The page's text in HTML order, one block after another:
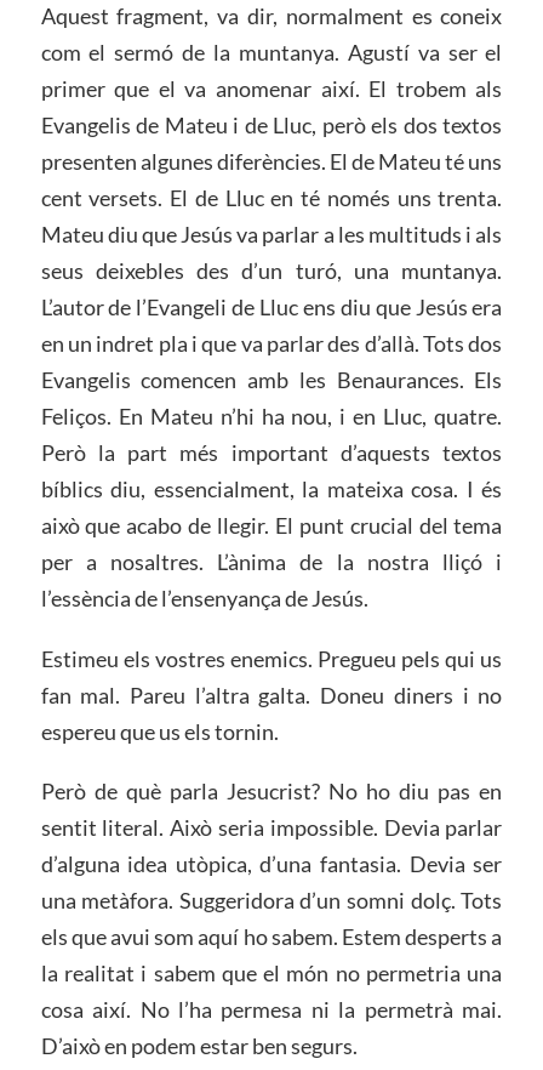
Aquest fragment, va dir, normalment es coneix
com el sermó de la muntanya. Agustí va ser el
primer que el va anomenar així. El trobem als
Evangelis de Mateu i de Lluc, però els dos textos
presenten algunes diferències. El de Mateu té uns
cent versets. El de Lluc en té només uns trenta.
Mateu diu que Jesús va parlar a les multituds i als
seus deixebles des d’un turó, una muntanya.
L’autor de l’Evangeli de Lluc ens diu que Jesús era
en un indret pla i que va parlar des d’allà. Tots dos
Evangelis comencen amb les Benaurances. Els
Feliços. En Mateu n’hi ha nou, i en Lluc, quatre.
Però la part més important d’aquests textos
bíblics diu, essencialment, la mateixa cosa. I és
això que acabo de llegir. El punt crucial del tema
per a nosaltres. L’ànima de la nostra lliçó i
l’essència de l’ensenyança de Jesús.
Estimeu els vostres enemics. Pregueu pels qui us
fan mal. Pareu l’altra galta. Doneu diners i no
espereu que us els tornin.
Però de què parla Jesucrist? No ho diu pas en
sentit literal. Això seria impossible. Devia parlar
d’alguna idea utòpica, d’una fantasia. Devia ser
una metàfora. Suggeridora d’un somni dolç. Tots
els que avui som aquí ho sabem. Estem desperts a
la realitat i sabem que el món no permetria una
cosa així. No l’ha permesa ni la permetrà mai.
D’això en podem estar ben segurs.